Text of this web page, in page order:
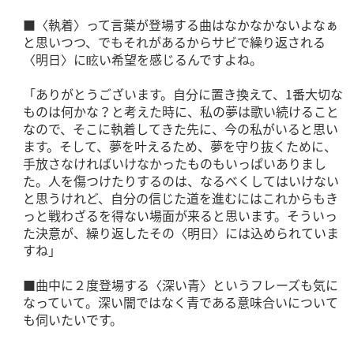
■〈執着〉って言葉が登場する曲はなかなかないよなぁ
と思いつつ、でもそれがあるからサビで繰り返される
〈明日〉に眩い希望を感じるんですよね。
「ありがとうございます。自分に置き換えて、1番大切な
ものは何かな？と考えた時に、私の夢は歌い続けること
なので、そこに執着してきた先に、今の私がいると思い
ます。そして、夢を叶えるため、夢を守り抜くために、
手放さなければいけなかったものもいっぱいありまし
た。人を傷つけたりするのは、なるべくしてはいけない
と思うけれど、自分の信じた道を進むにはこれからもき
っと戦わざるを得ない場面が来ると思います。そういっ
た決意が、繰り返したその〈明日〉には込められていま
すね」
■曲中に２度登場する〈深い青〉というフレーズも気に
なっていて。深い闇ではなく青である意味合いについて
も伺いたいです。